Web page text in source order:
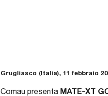
Grugliasco (Italia), 11 febbraio
Comau presenta MATE-XT